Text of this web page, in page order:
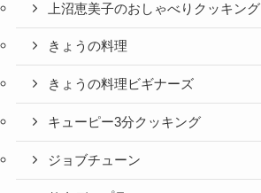
上沼恵美子のおしゃべりクッキング
きょうの料理
きょうの料理ビギナーズ
キューピー3分クッキング
ジョブチューン